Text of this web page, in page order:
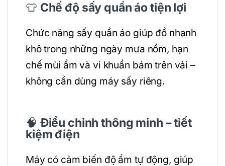
👕 Chế độ sấy quần áo tiện lợi
Chức năng sấy quần áo giúp đồ nhanh
khô trong những ngày mưa nồm, hạn
chế mùi ẩm và vi khuẩn bám trên vải –
không cần dùng máy sấy riêng.
🧠 Điều chỉnh thông minh – tiết
kiệm điện
Máy có cảm biến độ ẩm tự động, giúp